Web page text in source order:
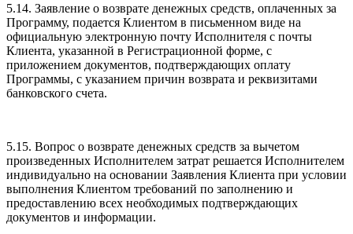
5.14. Заявление о возврате денежных средств, оплаченных за
Программу, подается Клиентом в письменном виде на
официальную электронную почту Исполнителя с почты
Клиента, указанной в Регистрационной форме, с
приложением документов, подтверждающих оплату
Программы, с указанием причин возврата и реквизитами
банковского счета.
5.15. Вопрос о возврате денежных средств за вычетом
произведенных Исполнителем затрат решается Исполнителем
индивидуально на основании Заявления Клиента при условии
выполнения Клиентом требований по заполнению и
предоставлению всех необходимых подтверждающих
документов и информации.